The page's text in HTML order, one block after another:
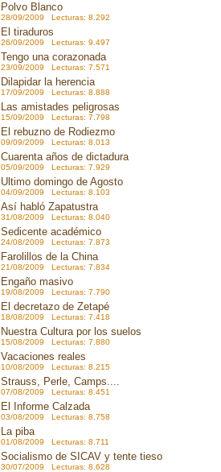
Polvo Blanco
28/09/2009 Lecturas: 8.292
El tiraduros
26/09/2009 Lecturas: 9.497
Tengo una corazonada
23/09/2009 Lecturas: 7.571
Dilapidar la herencia
17/09/2009 Lecturas: 8.888
Las amistades peligrosas
15/09/2009 Lecturas: 7.798
El rebuzno de Rodiezmo
09/09/2009 Lecturas: 8.013
Cuarenta años de dictadura
05/09/2009 Lecturas: 7.929
Ultimo domingo de Agosto
04/09/2009 Lecturas: 8.103
Así habló Zapatustra
31/08/2009 Lecturas: 8.040
Sedicente académico
24/08/2009 Lecturas: 7.873
Farolillos de la China
21/08/2009 Lecturas: 7.834
Engaño masivo
19/08/2009 Lecturas: 7.790
El decretazo de Zetapé
18/08/2009 Lecturas: 7.418
Nuestra Cultura por los suelos
15/08/2009 Lecturas: 7.880
Vacaciones reales
10/08/2009 Lecturas: 8.215
Strauss, Perle, Camps....
07/08/2009 Lecturas: 8.451
El Informe Calzada
03/08/2009 Lecturas: 8.758
La piba
01/08/2009 Lecturas: 8.711
Socialismo de SICAV y tente tieso
30/07/2009 Lecturas: 8.628